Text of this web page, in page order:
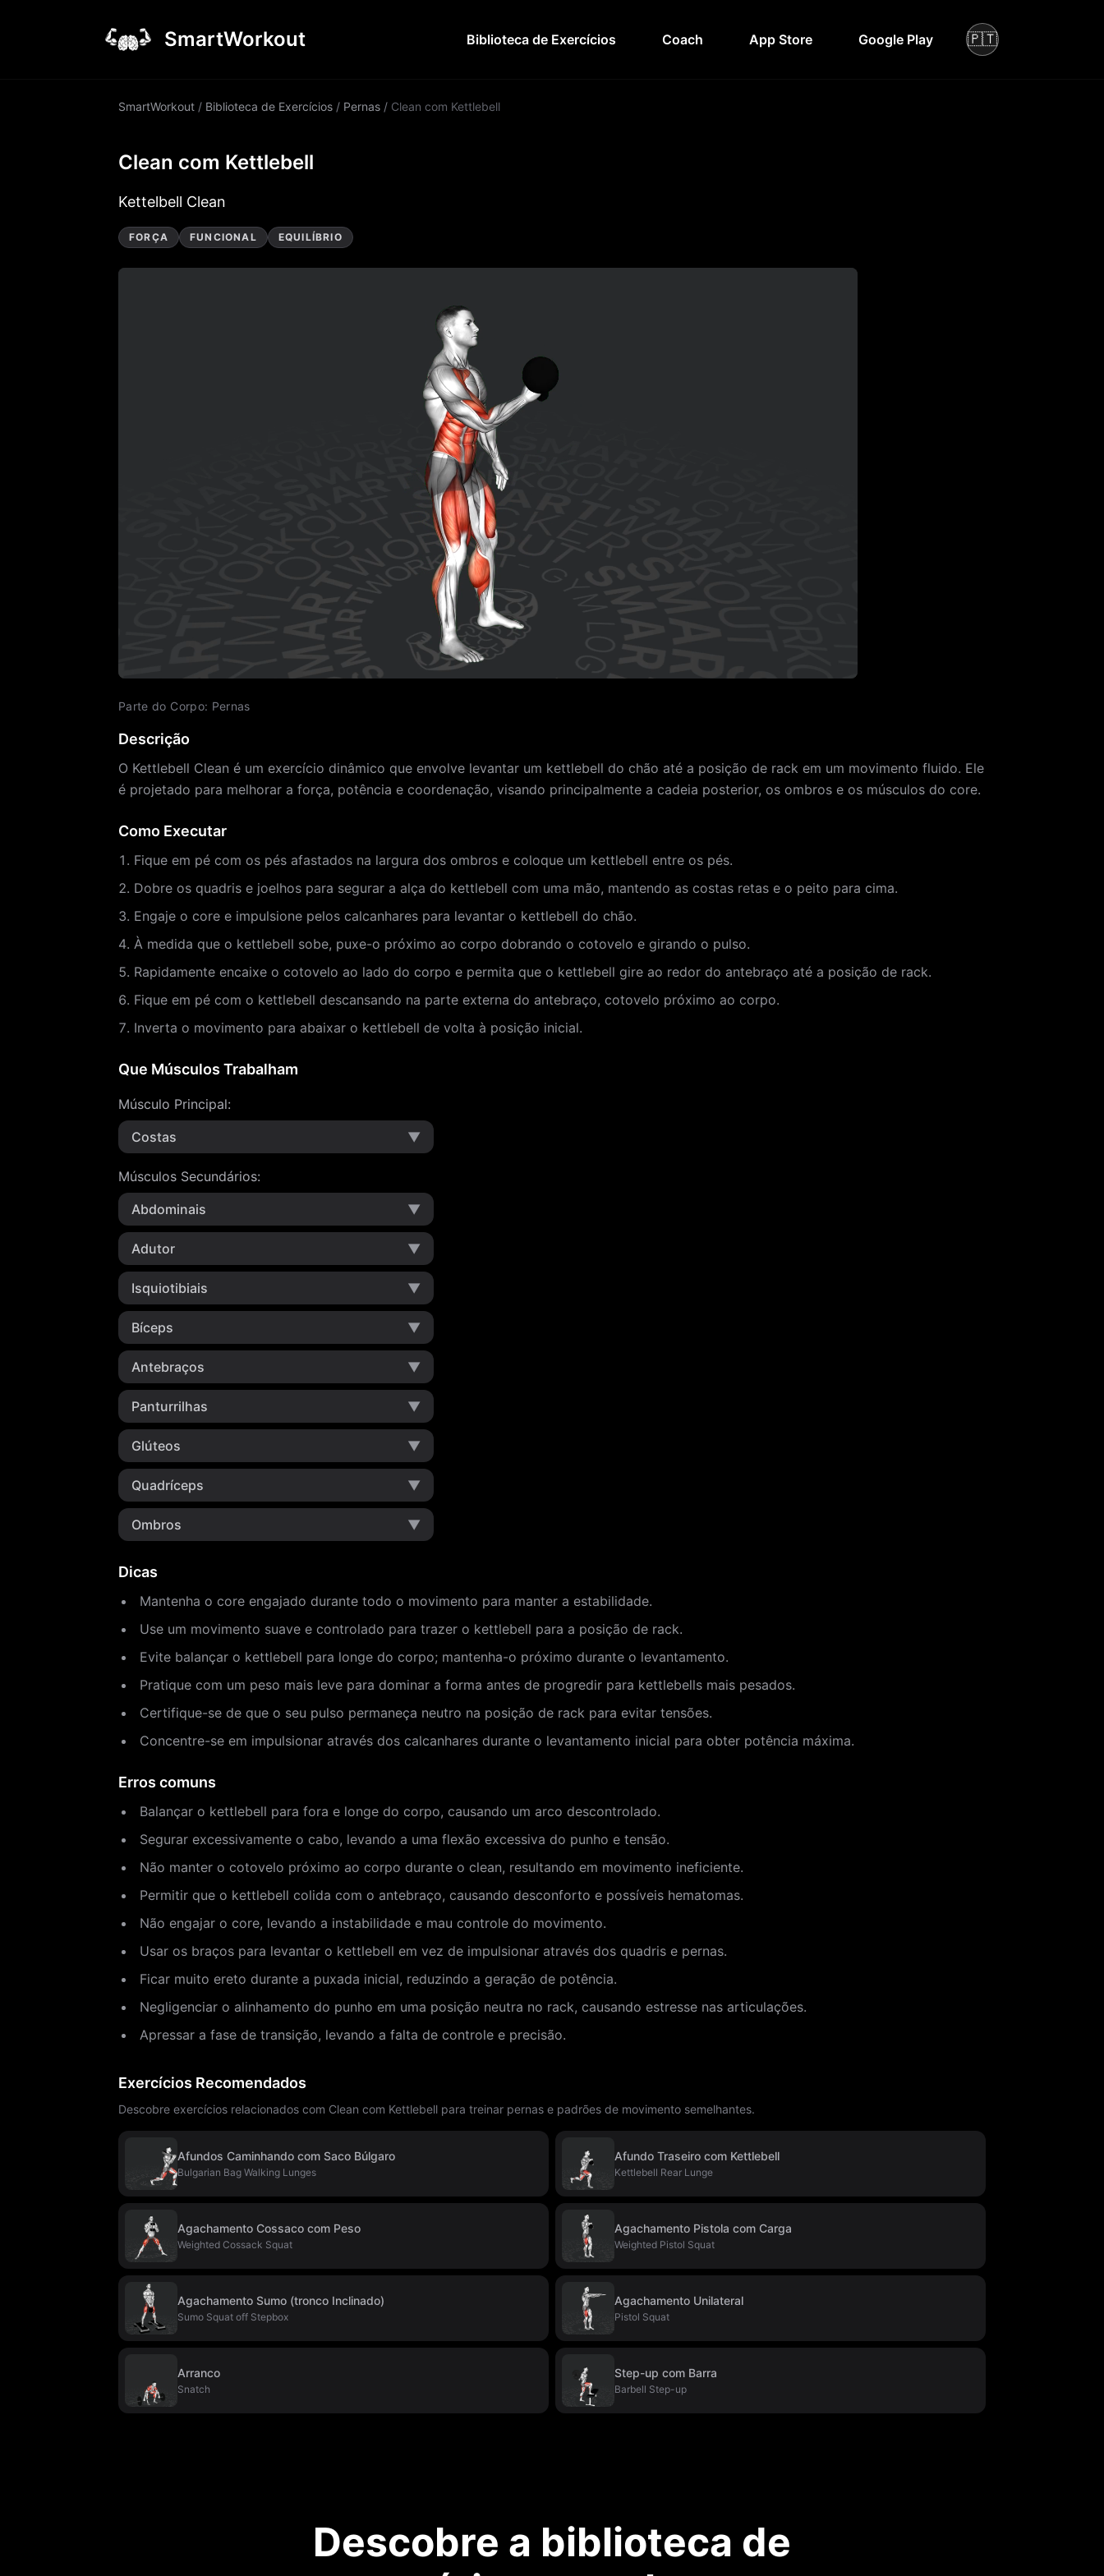
SmartWorkout Biblioteca de Exercícios Coach App Store Google Play 🇵🇹
SmartWorkout / Biblioteca de Exercícios / Pernas / Clean com Kettlebell
Clean com Kettlebell
Kettelbell Clean
FORÇA FUNCIONAL EQUILÍBRIO
Parte do Corpo: Pernas
Descrição
O Kettlebell Clean é um exercício dinâmico que envolve levantar um kettlebell do chão até a posição de rack em um movimento fluido. Ele
é projetado para melhorar a força, potência e coordenação, visando principalmente a cadeia posterior, os ombros e os músculos do core.
Como Executar
Fique em pé com os pés afastados na largura dos ombros e coloque um kettlebell entre os pés.
Dobre os quadris e joelhos para segurar a alça do kettlebell com uma mão, mantendo as costas retas e o peito para cima.
Engaje o core e impulsione pelos calcanhares para levantar o kettlebell do chão.
À medida que o kettlebell sobe, puxe-o próximo ao corpo dobrando o cotovelo e girando o pulso.
Rapidamente encaixe o cotovelo ao lado do corpo e permita que o kettlebell gire ao redor do antebraço até a posição de rack.
Fique em pé com o kettlebell descansando na parte externa do antebraço, cotovelo próximo ao corpo.
Inverta o movimento para abaixar o kettlebell de volta à posição inicial.
Que Músculos Trabalham
Músculo Principal:
Costas
▼
Músculos Secundários:
Abdominais
▼
Adutor ▼
Isquiotibiais ▼
Bíceps ▼
Antebraços ▼
Panturrilhas ▼
Glúteos ▼
Quadríceps ▼
Ombros ▼
Dicas
Mantenha o core engajado durante todo o movimento para manter a estabilidade.
Use um movimento suave e controlado para trazer o kettlebell para a posição de rack.
Evite balançar o kettlebell para longe do corpo; mantenha-o próximo durante o levantamento.
Pratique com um peso mais leve para dominar a forma antes de progredir para kettlebells mais pesados.
Certifique-se de que o seu pulso permaneça neutro na posição de rack para evitar tensões.
Concentre-se em impulsionar através dos calcanhares durante o levantamento inicial para obter potência máxima.
Erros comuns
Balançar o kettlebell para fora e longe do corpo, causando um arco descontrolado.
Segurar excessivamente o cabo, levando a uma flexão excessiva do punho e tensão.
Não manter o cotovelo próximo ao corpo durante o clean, resultando em movimento ineficiente.
Permitir que o kettlebell colida com o antebraço, causando desconforto e possíveis hematomas.
Não engajar o core, levando a instabilidade e mau controle do movimento.
Usar os braços para levantar o kettlebell em vez de impulsionar através dos quadris e pernas.
Ficar muito ereto durante a puxada inicial, reduzindo a geração de potência.
Negligenciar o alinhamento do punho em uma posição neutra no rack, causando estresse nas articulações.
Apressar a fase de transição, levando a falta de controle e precisão.
Exercícios Recomendados
Descobre exercícios relacionados com Clean com Kettlebell para treinar pernas e padrões de movimento semelhantes.
Afundos Caminhando com Saco Búlgaro
Bulgarian Bag Walking Lunges
Afundo Traseiro com Kettlebell
Kettlebell Rear Lunge
Agachamento Cossaco com Peso
Weighted Cossack Squat
Agachamento Pistola com Carga
Weighted Pistol Squat
Agachamento Sumo (tronco Inclinado)
Sumo Squat off Stepbox
Agachamento Unilateral
Pistol Squat
Arranco
Snatch
Step-up com Barra
Barbell Step-up
Descobre a biblioteca de